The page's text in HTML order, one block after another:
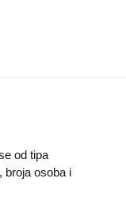
od tipa
broja osoba i